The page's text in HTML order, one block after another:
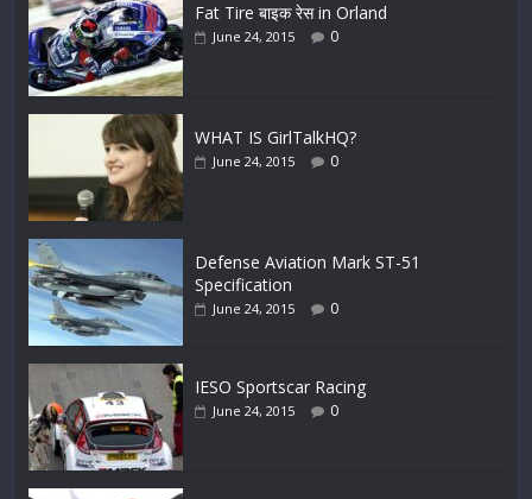
Fat Tire बाइक रेस in Orland
June 24, 2015 0
WHAT IS GirlTalkHQ?
June 24, 2015 0
Defense Aviation Mark ST-51
Specification
June 24, 2015 0
IESO Sportscar Racing
June 24, 2015 0